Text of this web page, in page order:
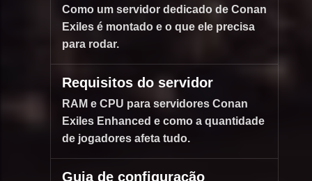
Como um servidor dedicado de Conan
Exiles é montado e o que ele precisa
para rodar.
Requisitos do servidor
RAM e CPU para servidores Conan
Exiles Enhanced e como a quantidade
de jogadores afeta tudo.
Guia de configuração